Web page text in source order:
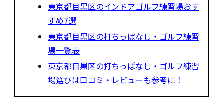
東京都目黒区のインドアゴルフ練習場おす
すめ7選
東京都目黒区の打ちっぱなし・ゴルフ練習
場一覧表
東京都目黒区の打ちっぱなし・ゴルフ練習
場選びは口コミ・レビューも参考に！